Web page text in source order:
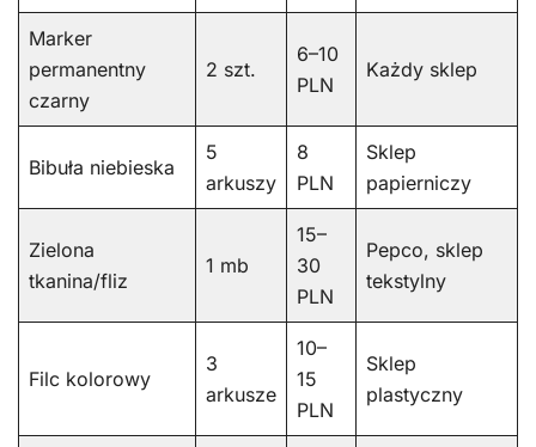
Marker
permanentny
czarny
2 szt.
6–10
PLN
Każdy sklep
Bibuła niebieska
5
arkuszy
8
PLN
Sklep
papierniczy
Zielona
tkanina/fliz
1 mb
15–
30
PLN
Pepco, sklep
tekstylny
Filc kolorowy
3
arkusze
10–
15
PLN
Sklep
plastyczny